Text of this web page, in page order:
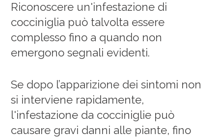
Riconoscere un'infestazione di
cocciniglia può talvolta essere
complesso fino a quando non
emergono segnali evidenti.
Se dopo l’apparizione dei sintomi non
si interviene rapidamente,
l'infestazione da cocciniglie può
causare gravi danni alle piante, fino